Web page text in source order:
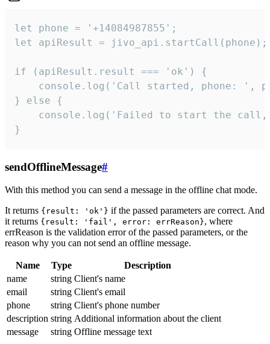
let phone = '+14084987855';
let apiResult = jivo_api.startCall(phone);
if (apiResult.result === 'ok') {
console.log('Call started, phone: ',
} else {
console.log('Failed to start the
}
sendOfflineMessage#
With this method you can send a message in the offline chat mode.
It returns {result: 'ok'} if the passed parameters are correct. And
it returns {result: 'fail', error: errReason}, where
errReason is the validation error of the passed parameters, or the
reason why you can not send an offline message.
Name Type
Description
name
string Client's name
email
string Client's email
phone
string Client's phone number
description string Additional information about the client
message
string Offline message text